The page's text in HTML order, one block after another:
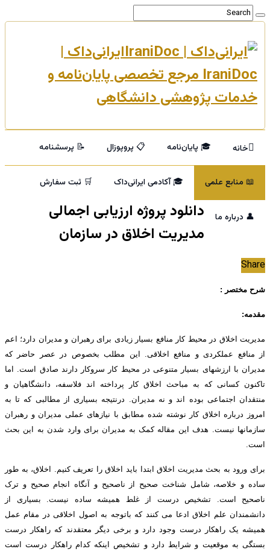
ایرانی‌داک |
IraniDoc مرجع تخصصی پایان‌نامه و
خدمات پژوهشی دانشگاهی
خانه 🎓 پایان‌نامه 📋 پروپوزال 📝 پرسشنامه
📖 منابع علمی 🎓 آکادمی ایرانی‌داک 🛒 ثبت سفارش
👤 درباره ما
دانلود پروژه ارزیابی اجمالی
مدیریت اخلاق در سازمان
Share
شرح مختصر :
مقدمه:
مدیریت اخلاق در محیط کار منافع بسیار زیادی برای رهبران و مدیران دارد؛ اعم
از منافع عملکردی و منافع اخلاقی. این مطلب بخصوص در عصر حاضر که
مدیران با ارزشهای بسیار متنوعی در محیط کار سروکار دارند صادق است. اما
تاکنون کسانی که به مباحث اخلاق کار پرداخته اند فلاسفه، دانشگاهیان و
منتقدان اجتماعی بوده اند و نه مدیران. درنتیجه بسیاری از مطالبی که تا به
امروز درباره اخلاق کار نوشته شده مطابق با نیازهای عملی مدیران و رهبران
سازمانها نیست. هدف این مقاله کمک به مدیران برای وارد شدن به این بحث
است.
برای ورود به بحث مدیریت اخلاق ابتدا باید اخلاق را تعریف کنیم. اخلاق، به طور
ساده و خلاصه، شامل شناخت صحیح از ناصحیح و آنگاه انجام صحیح و ترک
ناصحیح است. تشخیص درست از غلط همیشه ساده نیست. بسیاری از
دانشمندان علم اخلاق ادعا می کنند که باتوجه به اصول اخلاقی در مقام عمل
همیشه یک راهکار درست وجود دارد و برخی دیگر معتقدند که راهکار درست
بستگی به موقعیت و شرایط دارد و تشخیص اینکه کدام راهکار درست است